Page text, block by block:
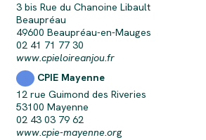
3 bis Rue du Chanoine Libault
Beaupréau
49600 Beaupréau-en-Mauges
02 41 71 77 30
www.cpieloireanjou.fr
CPIE Mayenne
12 rue Guimond des Riveries
53100 Mayenne
02 43 03 79 62
www.cpie-mayenne.org